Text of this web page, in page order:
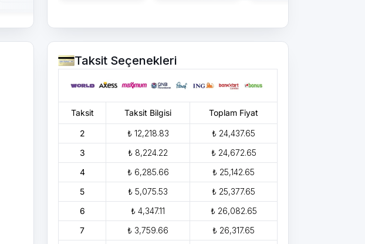
Taksit Seçenekleri
Taksit Taksit Bilgisi Toplam Fiyat
2 ₺ 12,218.83
₺ 24,437.65
3
₺ 8,224.22
₺ 24,672.65
4
₺ 6,285.66
₺ 25,142.65
5
₺ 5,075.53
₺ 25,377.65
6
₺ 4,347.11
₺ 26,082.65
7
₺ 3,759.66
₺ 26,317.65